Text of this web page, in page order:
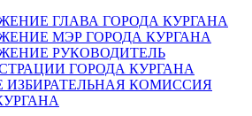
ГЛАВА ГОРОДА КУРГАНА
МЭР ГОРОДА КУРГАНА
РУКОВОДИТЕЛЬ
ГОРОДА КУРГАНА
ИЗБИРАТЕЛЬНАЯ КОМИССИЯ